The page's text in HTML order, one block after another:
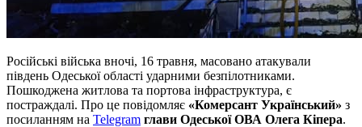
Російські війська вночі, 16 травня, масовано атакували
південь Одеської області ударними безпілотниками.
Пошкоджена житлова та портова інфраструктура, є
постраждалі. Про це повідомляє «Комерсант Український» з
посиланням на Telegram глави Одеської ОВА Олега Кіпера.